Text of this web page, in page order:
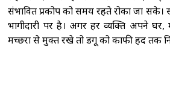
संभावित प्रकोप को समय रहते रोका जा सके।
भागीदारी पर है। अगर हर व्यक्ति अपने
मच्छरों से मुक्त रखे तो डेंगू को काफी हद तक